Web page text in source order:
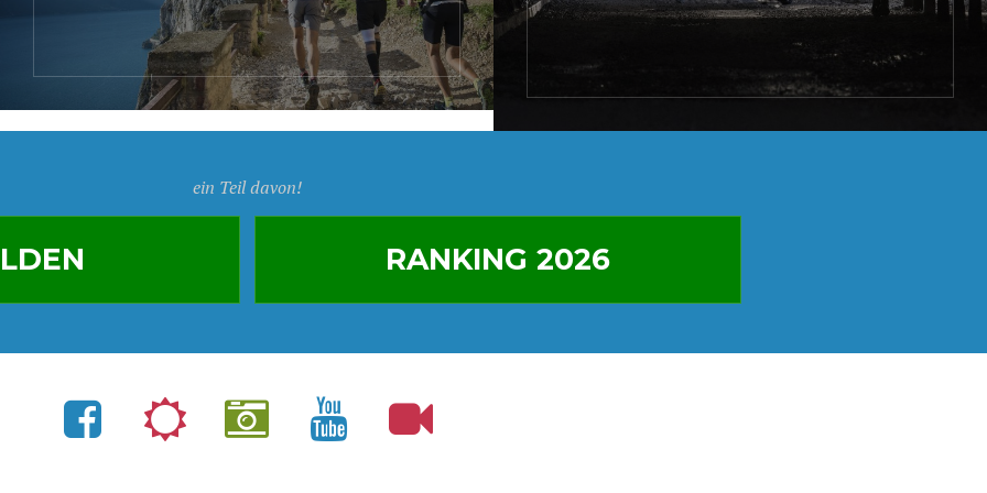
ein Teil davon!
RANKING 2026